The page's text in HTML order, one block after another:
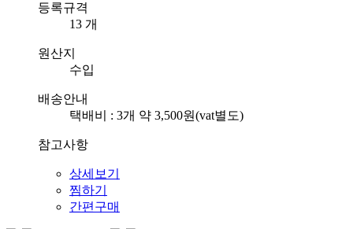
등록규격
13 개
원산지
수입
배송안내
택배비 : 3개 약 3,500원(vat별도)
참고사항
상세보기
찜하기
간편구매